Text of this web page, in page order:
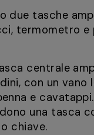
due tasche
termometro e
centrale
con un vano
e
una tasca
chiave.